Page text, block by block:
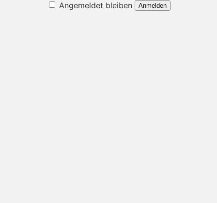
Angemeldet bleiben Anmelden